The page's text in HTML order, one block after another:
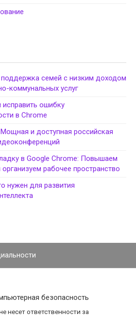
поддержка семей с низким доходом
коммунальных услуг
ошибку
в Chrome
и доступная российская
в Google Chrome: Повышаем
рабочее пространство
нужен для развития
безопасность
несет ответственности за